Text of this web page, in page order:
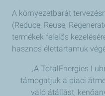
A környezetbarát
(Reduce, Reuse,
termékek felelős
hasznos élettartamuk
„A TotalEnergies
támogatjuk a piaci
való átállást,